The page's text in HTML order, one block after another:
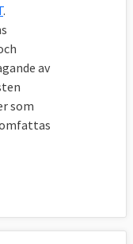
.
av
som